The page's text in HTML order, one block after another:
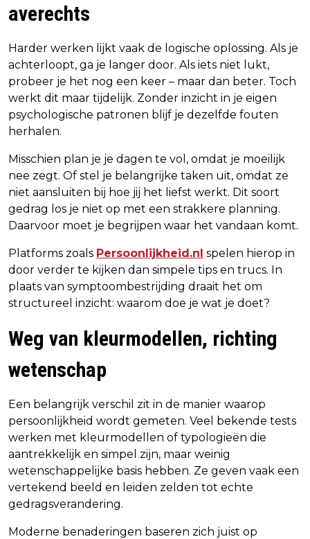
averechts
Harder werken lijkt vaak de logische oplossing. Als je
achterloopt, ga je langer door. Als iets niet lukt,
probeer je het nog een keer – maar dan beter. Toch
werkt dit maar tijdelijk. Zonder inzicht in je eigen
psychologische patronen blijf je dezelfde fouten
herhalen.
Misschien plan je je dagen te vol, omdat je moeilijk
nee zegt. Of stel je belangrijke taken uit, omdat ze
niet aansluiten bij hoe jij het liefst werkt. Dit soort
gedrag los je niet op met een strakkere planning.
Daarvoor moet je begrijpen waar het vandaan komt.
Platforms zoals Persoonlijkheid.nl spelen hierop in
door verder te kijken dan simpele tips en trucs. In
plaats van symptoombestrijding draait het om
structureel inzicht: waarom doe je wat je doet?
Weg van kleurmodellen, richting
wetenschap
Een belangrijk verschil zit in de manier waarop
persoonlijkheid wordt gemeten. Veel bekende tests
werken met kleurmodellen of typologieën die
aantrekkelijk en simpel zijn, maar weinig
wetenschappelijke basis hebben. Ze geven vaak een
vertekend beeld en leiden zelden tot echte
gedragsverandering.
Moderne benaderingen baseren zich juist op